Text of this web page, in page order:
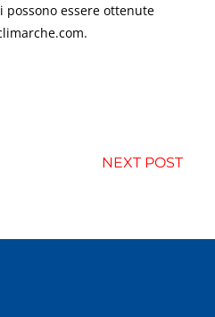
essere ottenute
NEXT POST